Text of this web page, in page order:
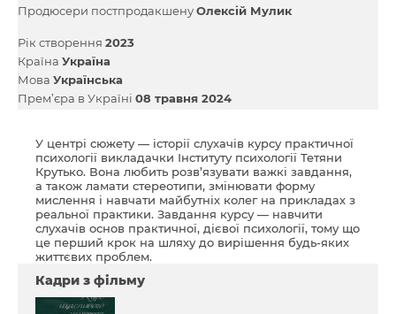
Продюсери постпродакшенуОлексій Мулик
Рік створення 2023
Країна Україна
Мова Українська
Прем’єра в Україні 08 травня 2024
У центрі сюжету — історії слухачів курсу практичної
психології викладачки Інституту психології Тетяни
Крутько. Вона любить розв’язувати важкі завдання,
а також ламати стереотипи, змінювати форму
мислення і навчати майбутніх колег на прикладах з
реальної практики. Завдання курсу — навчити
слухачів основ практичної, дієвої психології, тому що
це перший крок на шляху до вирішення будь-яких
життєвих проблем.
Кадри з фільму